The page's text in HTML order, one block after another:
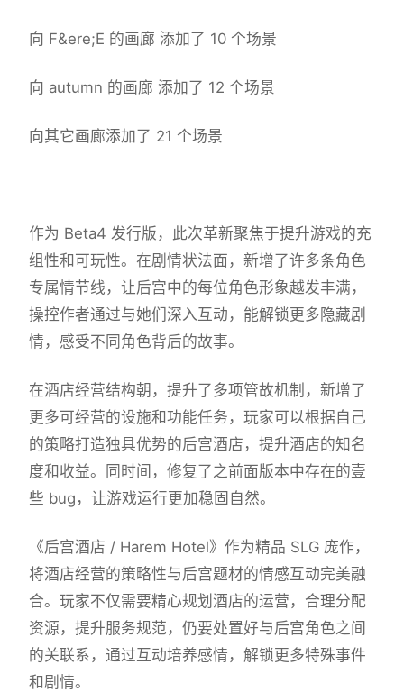
向 F&ere;E 的画廊 添加了 10 个场景
向 autumn 的画廊 添加了 12 个场景
向其它画廊添加了 21 个场景
作为 Beta4 发行版，此次革新聚焦于提升游戏的充
组性和可玩性。在剧情状法面，新增了许多条角色
专属情节线，让后宫中的每位角色形象越发丰满，
操控作者通过与她们深入互动，能解锁更多隐藏剧
情，感受不同角色背后的故事。
在酒店经营结构朝，提升了多项管故机制，新增了
更多可经营的设施和功能任务，玩家可以根据自己
的策略打造独具优势的后宫酒店，提升酒店的知名
度和收益。同时间，修复了之前面版本中存在的壹
些 bug，让游戏运行更加稳固自然。
《后宫酒店 / Harem Hotel》作为精品 SLG 庞作，
将酒店经营的策略性与后宫题材的情感互动完美融
合。玩家不仅需要精心规划酒店的运营，合理分配
资源，提升服务规范，仍要处置好与后宫角色之间
的关联系，通过互动培养感情，解锁更多特殊事件
和剧情。